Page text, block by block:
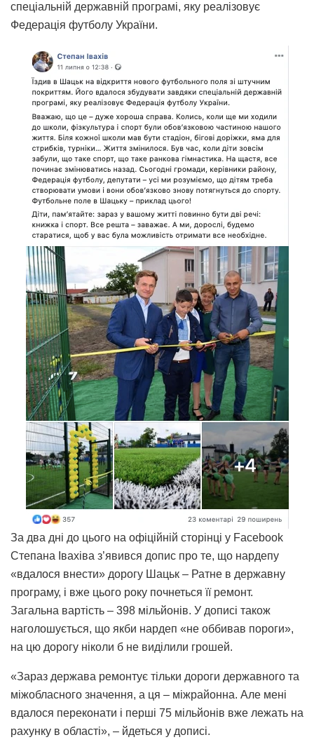
спеціальній державній програмі, яку реалізовує
Федерація футболу України.
За два дні до цього на офіційній сторінці у Facebook
Степана Івахіва з’явився допис про те, що нардепу
«вдалося внести» дорогу Шацьк – Ратне в державну
програму, і вже цього року почнеться її ремонт.
Загальна вартість – 398 мільйонів. У дописі також
наголошується, що якби нардеп «не оббивав пороги»,
на цю дорогу ніколи б не виділили грошей.
«Зараз держава ремонтує тільки дороги державного та
міжобласного значення, а ця – міжрайонна. Але мені
вдалося переконати і перші 75 мільйонів вже лежать на
рахунку в області», – йдеться у дописі.